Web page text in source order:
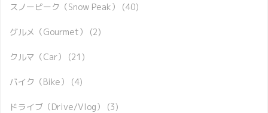
スノーピーク（Snow Peak） (40)
グルメ（Gourmet） (2)
クルマ（Car） (21)
バイク（Bike） (4)
ドライブ（Drive/Vlog） (3)